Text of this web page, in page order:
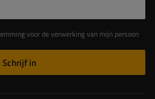
in het contactformulier in overeenstemming met de Verordening van het Europees Parlement en de Raad (EU)
Schrijf in